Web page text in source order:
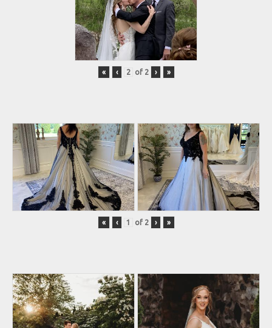
« ‹ of 2 › »
« ‹ of 2 › »